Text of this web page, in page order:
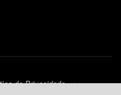
de Privacidade